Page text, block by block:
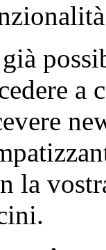
a
la